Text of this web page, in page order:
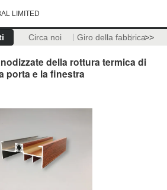
LIMITED
Circa noi Giro della fabbrica>>
della rottura termica di
porta e la finestra